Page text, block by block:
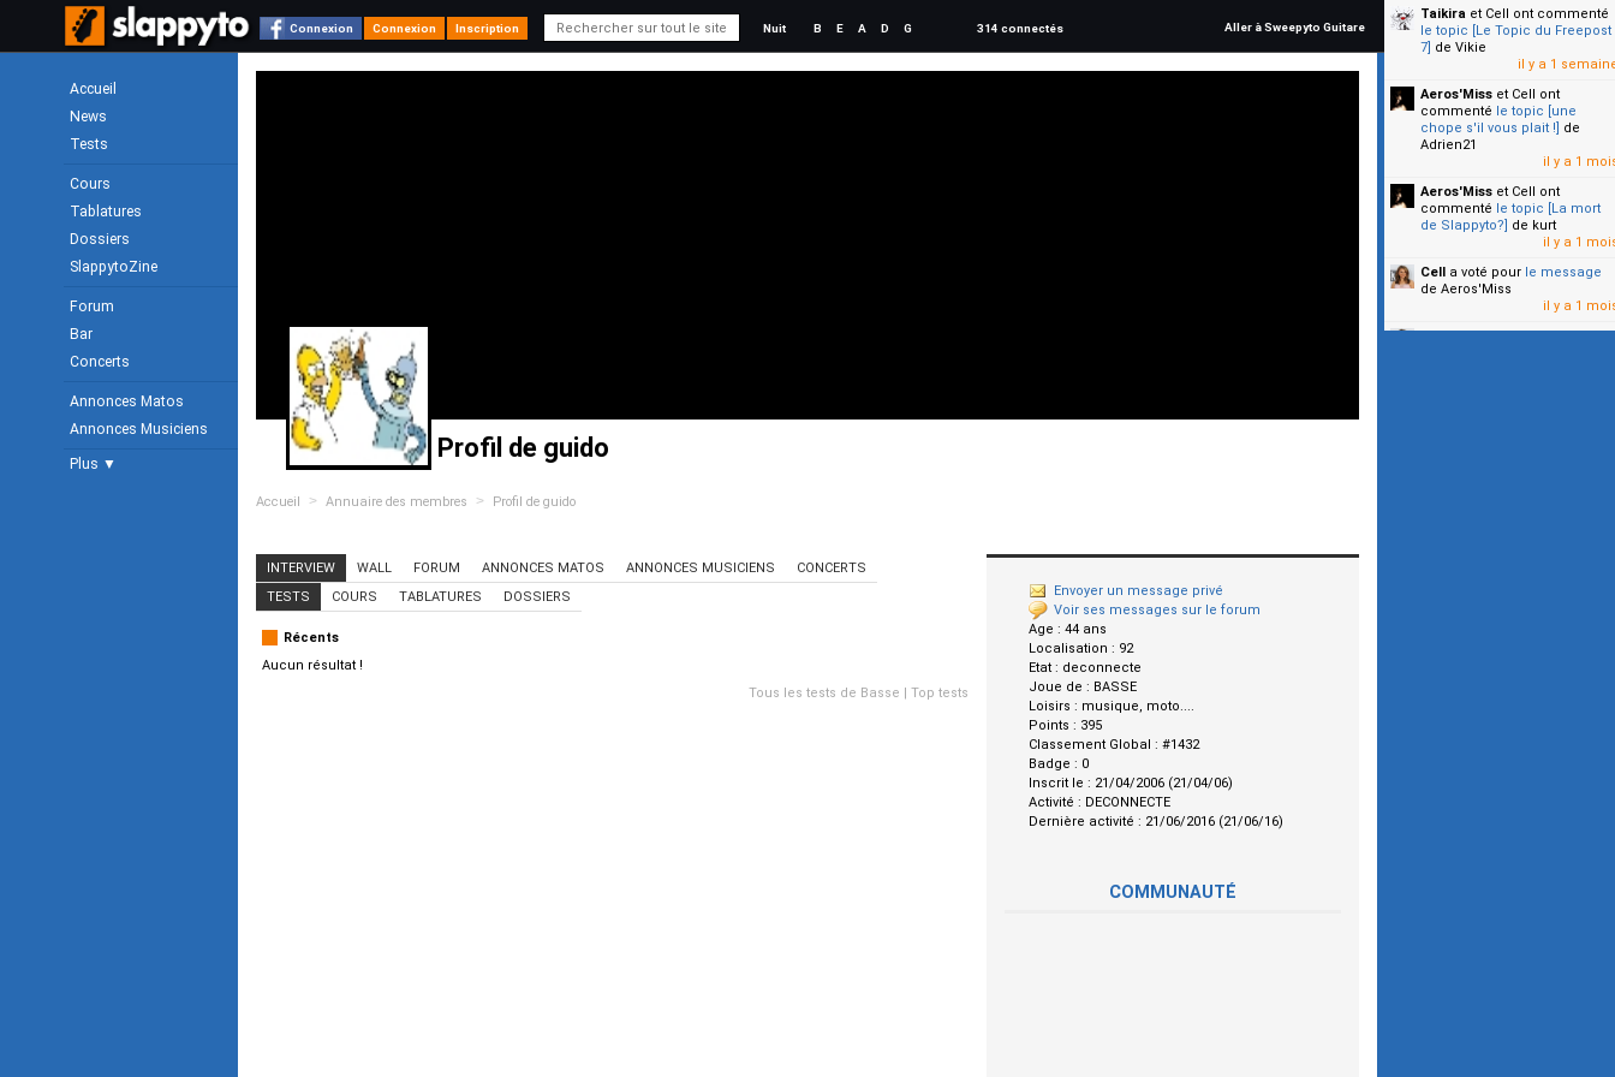
Connexion Connexion Inscription Nuit B E A D G 314 connectés Aller à Sweepyto Guitare
Accueil
News
Tests
Cours
Tablatures
Dossiers
SlappytoZine
Forum
Bar
Concerts
Annonces Matos
Annonces Musiciens
Plus ▼
Profil de guido
Accueil > Annuaire des membres > Profil de guido
Envoyer un message privé
Voir ses messages sur le forum
Age : 44 ans
Localisation : 92
Etat : deconnecte
Joue de : BASSE
Loisirs : musique, moto....
Points : 395
Classement Global : #1432
Badge : 0
Inscrit le : 21/04/2006 (21/04/06)
Activité : DECONNECTE
Dernière activité : 21/06/2016 (21/06/16)
COMMUNAUTÉ
INTERVIEW WALL FORUM ANNONCES MATOS ANNONCES MUSICIENS
CONCERTS
TESTS
COURS TABLATURES DOSSIERS
Récents
Aucun résultat !
Tous les tests de Basse | Top tests
Taikira et Cell ont commenté
le topic [Le Topic du Freepost
7] de Vikie
il y a 1
Aeros'Miss et Cell ont
commenté le topic [une
chope s'il vous plait !] de
Adrien21
il y a 1
Aeros'Miss et Cell ont
commenté le topic [La mort
de Slappyto?] de kurt
il y a 1
Cell a voté pour le message
de Aeros'Miss
il y a 1
Cella voté pourle message